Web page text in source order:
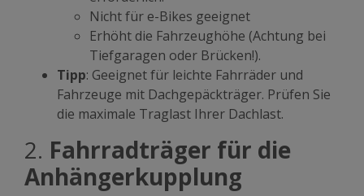
Nicht für e-Bikes geeignet
Erhöht die Fahrzeughöhe (Achtung bei
Tiefgaragen oder Brücken!).
Tipp: Geeignet für leichte Fahrräder und
Fahrzeuge mit Dachgepäckträger. Prüfen Sie
die maximale Traglast Ihrer Dachlast.
2. Fahrradträger für die
Anhängerkupplung